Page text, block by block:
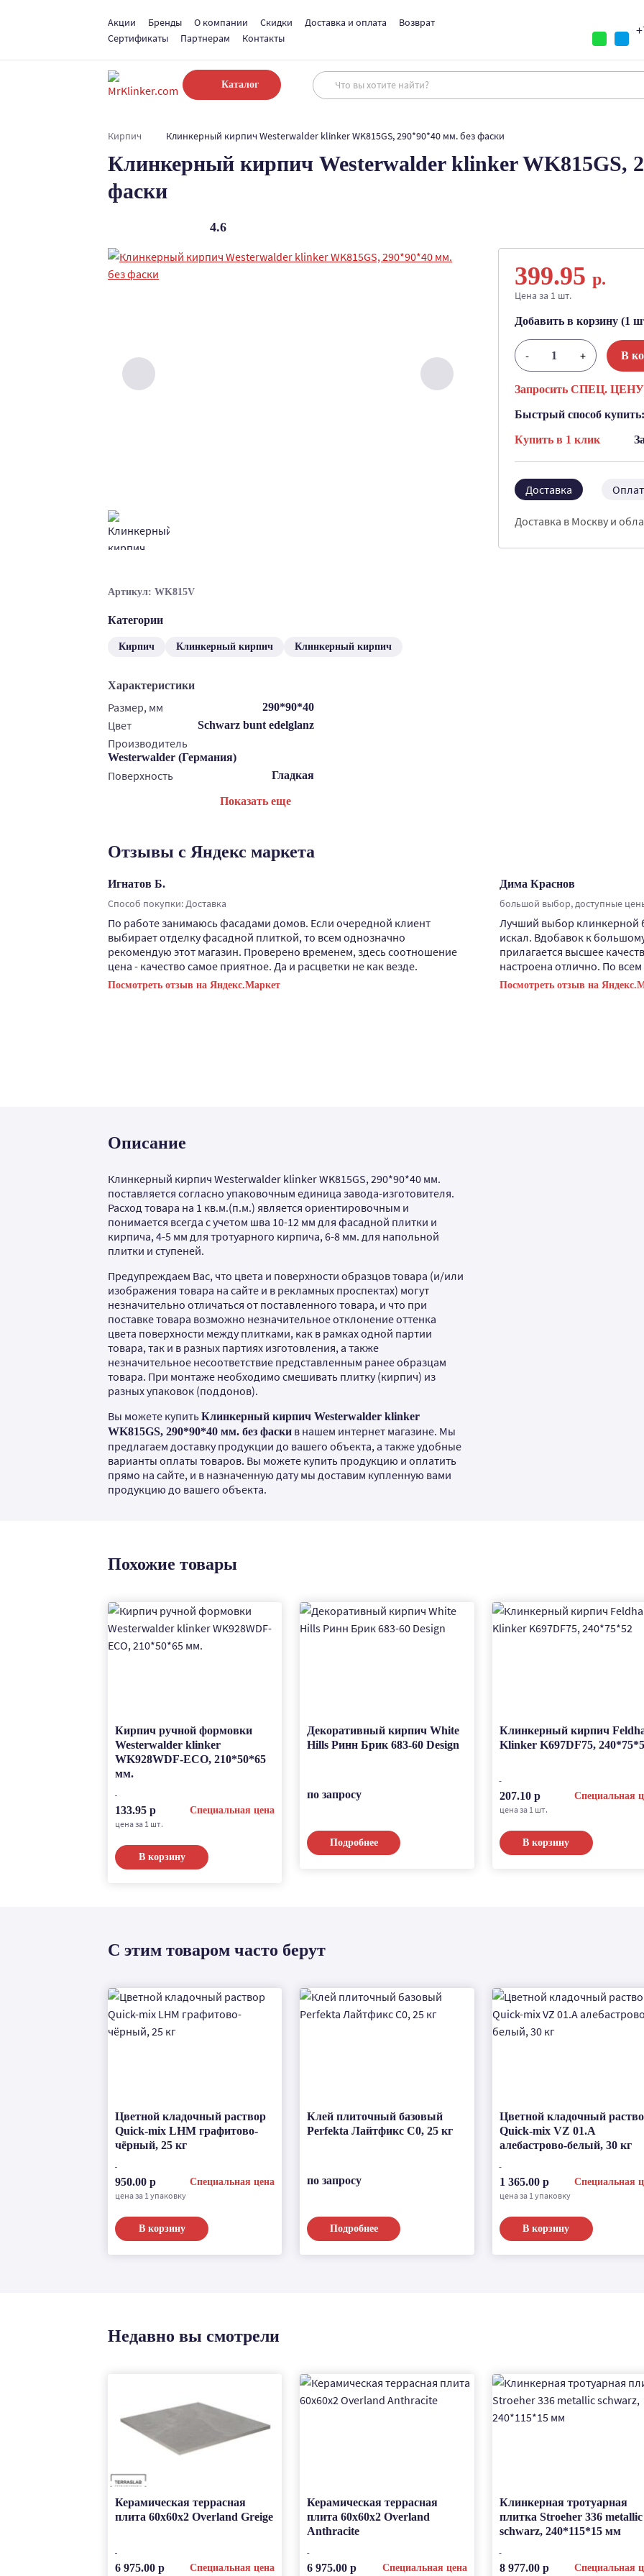
Акции Бренды О компании Скидки Доставка и оплата
Возврат
Сертификаты
Партнерам Контакты
Каталог
Кирпич Клинкерный кирпич Westerwalder klinker WK815GS, 290*90*40 мм. без фаски
Клинкерный кирпич Westerwalder klinker WK815GS,
фаски
4.6
Артикул: WK815V
Категории
Кирпич Клинкерный кирпич Клинкерный кирпич
Характеристики
Размер, мм 290*90*40
Цвет Schwarz bunt edelglanz
Производитель
Westerwalder (Германия)
Поверхность Гладкая
Показать еще
399.95 р.
Цена за 1 шт.
Добавить в корзину (1
- + В
Запросить СПЕЦ. ЦЕНУ
Быстрый способ купить:
Купить в 1 клик
Доставка
Доставка в Москву и
Отзывы с Яндекс маркета
Игнатов Б.
Способ покупки: Доставка
По работе занимаюсь фасадами домов. Если очередной клиент
выбирает отделку фасадной плиткой, то всем однозначно
рекомендую этот магазин. Проверено временем, здесь соотношение
цена - качество самое приятное. Да и расцветки не как везде.
Посмотреть отзыв на Яндекс.Маркет
Дима Краснов
большой выбор, доступные
Лучший выбор клинкерной
искал. Вдобавок к
прилагается высшее
настроена отлично. По
Посмотреть отзыв на
Описание
Клинкерный кирпич Westerwalder klinker WK815GS, 290*90*40 мм.
поставляется согласно упаковочным единица завода-изготовителя.
Расход товара на 1 кв.м.(п.м.) является ориентировочным и
понимается всегда с учетом шва 10-12 мм для фасадной плитки и
кирпича, 4-5 мм для тротуарного кирпича, 6-8 мм. для напольной
плитки и ступеней.
Предупреждаем Вас, что цвета и поверхности образцов товара (и/или
изображения товара на сайте и в рекламных проспектах) могут
незначительно отличаться от поставленного товара, и что при
поставке товара возможно незначительное отклонение оттенка
цвета поверхности между плитками, как в рамках одной партии
товара, так и в разных партиях изготовления, а также
незначительное несоответствие представленным ранее образцам
товара. При монтаже необходимо смешивать плитку (кирпич) из
разных упаковок (поддонов).
Вы можете купитьКлинкерный кирпич Westerwalder klinker
WK815GS, 290*90*40 мм. без фаски в нашем интернет магазине. Мы
предлагаем доставку продукции до вашего объекта, а также удобные
варианты оплаты товаров. Вы можете купить продукцию и оплатить
прямо на сайте, и в назначенную дату мы доставим купленную вами
продукцию до вашего объекта.
Похожие товары
Кирпич ручной формовки
Westerwalder klinker
WK928WDF-ECO, 210*50*65
мм.
133.95 р
Специальная цена
цена за 1 шт.
В корзину
Декоративный кирпич White
Hills Ринн Брик 683-60 Design
по запросу
Подробнее
Клинкерный кирпич
Klinker K697DF75,
207.10 р
Специальная
цена за 1 шт.
В корзину
С этим товаром часто берут
Цветной кладочный раствор
Quick-mix LHM графитово-
чёрный, 25 кг
950.00 р
Специальная цена
цена за 1 упаковку
В корзину
Клей плиточный базовый
Perfekta Лайтфикс C0, 25 кг
по запросу
Подробнее
Цветной кладочный
Quick-mix VZ 01.А
алебастрово-белый, 30 кг
1 365.00 р
Специальная
цена за 1 упаковку
В корзину
Недавно вы смотрели
Керамическая террасная
плита 60x60x2 Overland Greige
6 975.00 р Специальная цена
Керамическая террасная
плита 60x60x2 Overland
Anthracite
6 975.00 р Специальная цена
Клинкерная тротуарная
плитка Stroeher 336 metallic
schwarz, 240*115*15 мм
8 977.00 р Специальная